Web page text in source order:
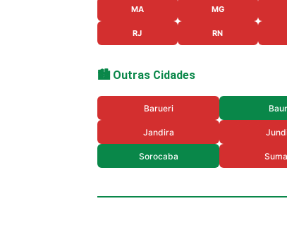
MA MG
RJ RN
🏙️ Outras Cidades
Barueri
Jandira
Sorocaba